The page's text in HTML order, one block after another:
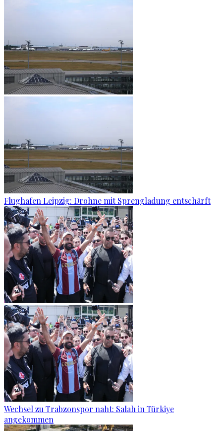
Flughafen Leipzig: Drohne mit Sprengladung entschärft
Wechsel zu Trabzonspor naht: Salah in Türkiye
angekommen